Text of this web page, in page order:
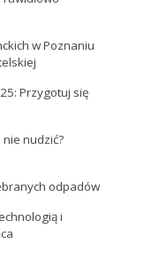
w Poznaniu
Przygotuj się
nie nudzić?
odpadów
i